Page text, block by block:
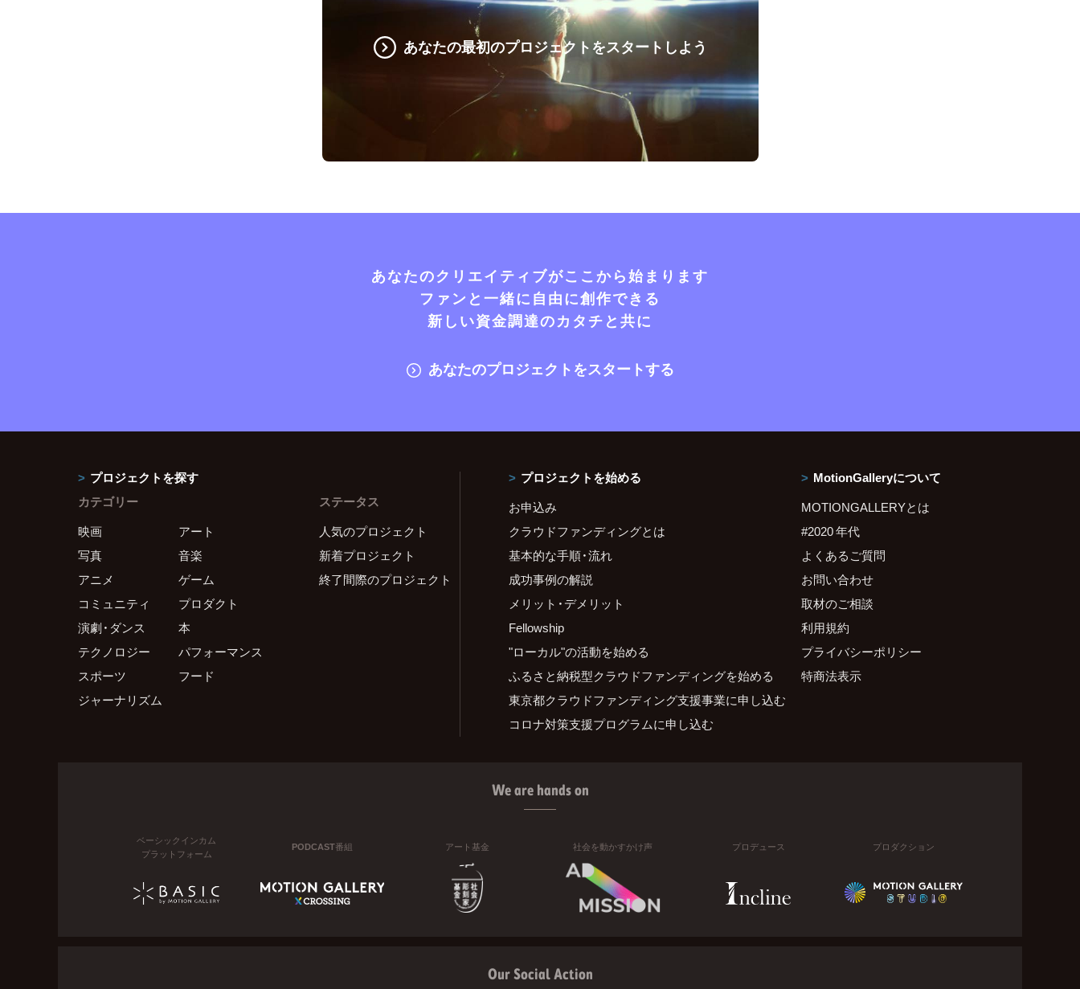
あなたの最初のプロジェクトをスタートしよう
あなたのクリエイティブがここから始まります
ファンと一緒に自由に創作できる
新しい資金調達のカタチと共に
あなたのプロジェクトをスタートする
プロジェクトを探す
カテゴリー
映画
アート
写真
音楽
アニメ
ゲーム
コミュニティ
プロダクト
演劇・ダンス
本
テクノロジー
パフォーマンス
スポーツ
フード
ジャーナリズム
ステータス
人気のプロジェクト
新着プロジェクト
終了間際のプロジェクト
プロジェクトを始める
お申込み
クラウドファンディングとは
基本的な手順・流れ
成功事例の解説
メリット・デメリット
Fellowship
"ローカル"の活動を始める
ふるさと納税型クラウドファンディングを始める
東京都クラウドファンディング支援事業に申し込む
コロナ対策支援プログラムに申し込む
MotionGalleryについて
MOTIONGALLERYとは
#2020 年代
よくあるご質問
お問い合わせ
取材のご相談
利用規約
プライバシーポリシー
特商法表示
We are hands on
ベーシックインカム
プラットフォーム
PODCAST番組 アート基金 社会を動かすかけ声 プロデュース プロダクション
Our Social Action